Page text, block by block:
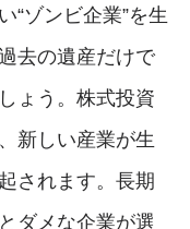
“ゾンビ企業”を生
去の遺産だけで
ょう。株式投資
新しい産業が生
されます。長期
ダメな企業が選